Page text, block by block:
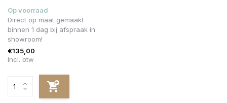
Op voorraad
Direct op maat gemaakt
binnen 1 dag bij afspraak in
showroom!
€135,00
Incl. btw